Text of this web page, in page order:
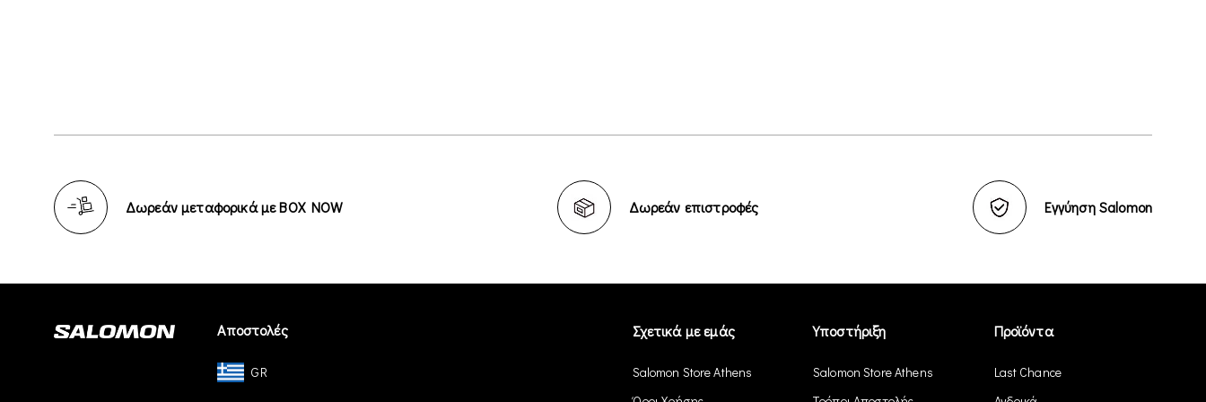
Δωρεάν μεταφορικά με BOX NOW Δωρεάν επιστροφές Εγγύηση Salomon
Αποστολές
GR
Σχετικά με εμάς
Salomon Store Athens
Υποστήριξη
Salomon Store Athens
Προϊόντα
Last Chance